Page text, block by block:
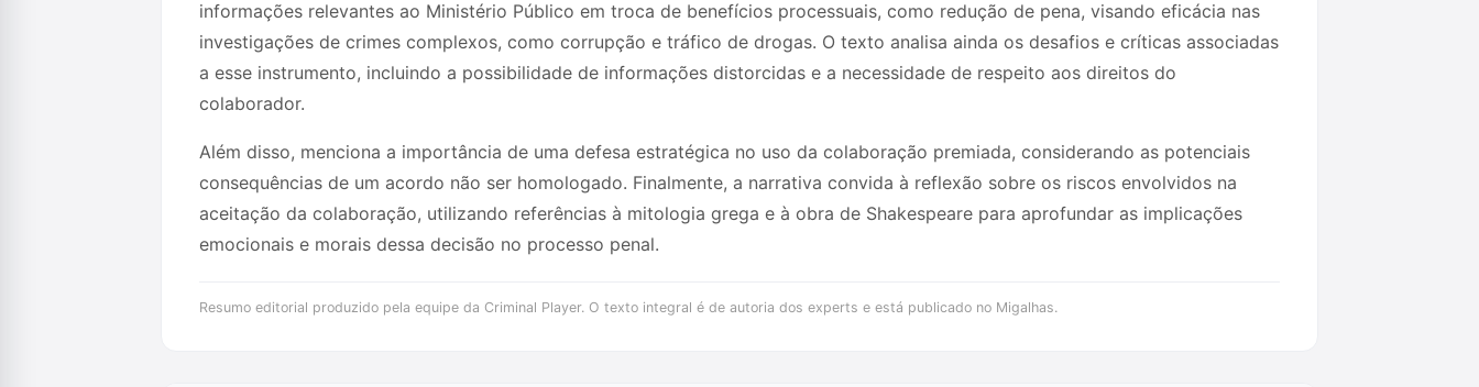
informações relevantes ao Ministério Público em troca de benefícios processuais, como redução de pena, visando eficácia nas
investigações de crimes complexos, como corrupção e tráfico de drogas. O texto analisa ainda os desafios e críticas associadas
a esse instrumento, incluindo a possibilidade de informações distorcidas e a necessidade de respeito aos direitos do
colaborador.
Além disso, menciona a importância de uma defesa estratégica no uso da colaboração premiada, considerando as potenciais
consequências de um acordo não ser homologado. Finalmente, a narrativa convida à reflexão sobre os riscos envolvidos na
aceitação da colaboração, utilizando referências à mitologia grega e à obra de Shakespeare para aprofundar as implicações
emocionais e morais dessa decisão no processo penal.
Resumo editorial produzido pela equipe da Criminal Player. O texto integral é de autoria dos experts e está publicado no Migalhas.